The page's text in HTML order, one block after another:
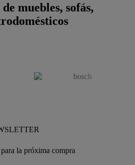
muebles, sofás,
la próxima compra